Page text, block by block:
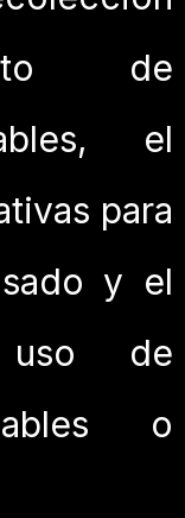
de
el
para
y el
uso de
o